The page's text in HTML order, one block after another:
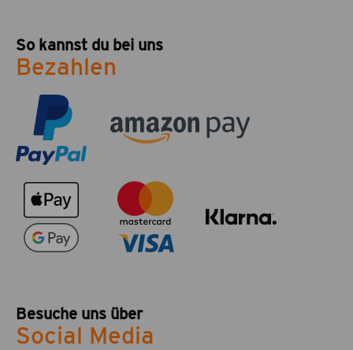
So kannst du bei uns
Bezahlen
Besuche uns über
Social Media